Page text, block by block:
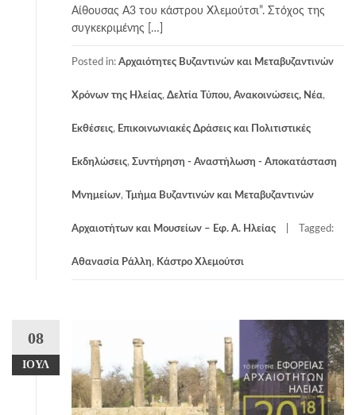
Αίθουσας Α3 του κάστρου Χλεμούτσι”. Στόχος της
συγκεκριμένης […]
Posted in: Αρχαιότητες Βυζαντινών και Μεταβυζαντινών
Χρόνων της Ηλείας, Δελτία Τύπου, Ανακοινώσεις, Νέα,
Εκθέσεις, Επικοινωνιακές Δράσεις και Πολιτιστικές
Εκδηλώσεις, Συντήρηση - Αναστήλωση - Αποκατάσταση
Μνημείων, Τμήμα Βυζαντινών και Μεταβυζαντινών
Αρχαιοτήτων και Μουσείων – Εφ. Α. Ηλείας Tagged:
Αθανασία Ράλλη, Κάστρο Χλεμούτσι
08
ΙΟΎΛ